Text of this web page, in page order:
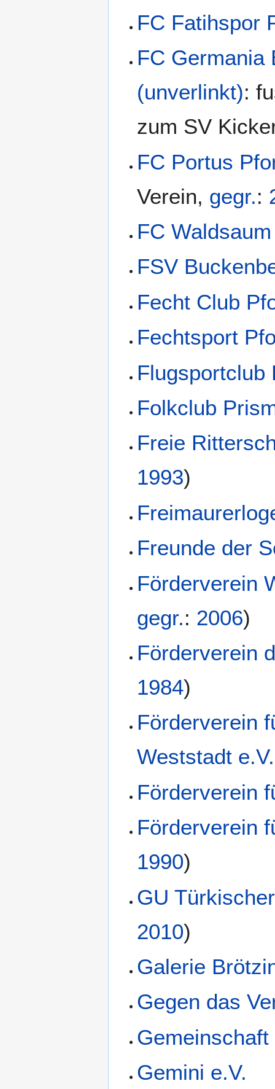
FC Fatihspor
FC Germania
(unverlinkt):
zum SV
FC Portus
Verein, gegr.:
FC
FSV
Fecht Club
Fechtsport
Flugsportclub
Folkclub
Freie
1993)
Freunde der
Förderverein
gegr.: 2006)
Förderverein
1984)
Förderverein
Weststadt e.V.
Förderverein
Förderverein
1990)
GU
2010)
Galerie
Gegen das
Gemini e.V.